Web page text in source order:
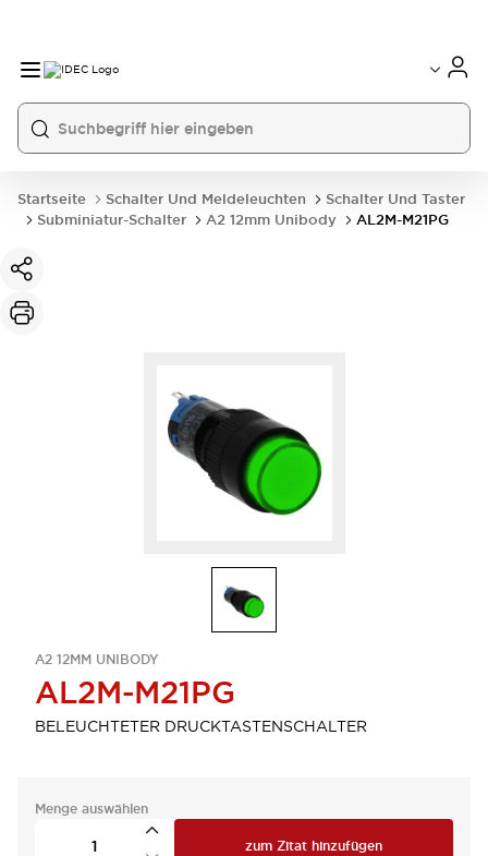
Startseite Schalter Und Meldeleuchten
Schalter Und Taster
Subminiatur-Schalter
A2 12mm Unibody AL2M-M21PG
A2 12MM UNIBODY
AL2M-M21PG
BELEUCHTETER DRUCKTASTENSCHALTER
Menge auswählen
zum Zitat hinzufügen